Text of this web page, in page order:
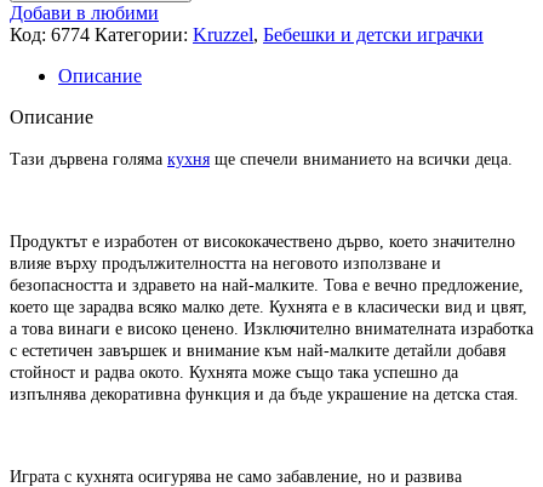
Добави в любими
Код: 6774 Категории: Kruzzel, Бебешки и детски играчки
Описание
Описание
Тази дървена голяма кухня ще спечели вниманието на всички деца.
Продуктът е изработен от висококачествено дърво, което значително
влияе върху продължителността на неговото използване и
безопасността и здравето на най-малките. Това е вечно предложение,
което ще зарадва всяко малко дете. Кухнята е в класически вид и цвят,
а това винаги е високо ценено. Изключително внимателната изработка
с естетичен завършек и внимание към най-малките детайли добавя
стойност и радва окото. Кухнята може също така успешно да
изпълнява декоративна функция и да бъде украшение на детска стая.
Играта с кухнята осигурява не само забавление, но и развива